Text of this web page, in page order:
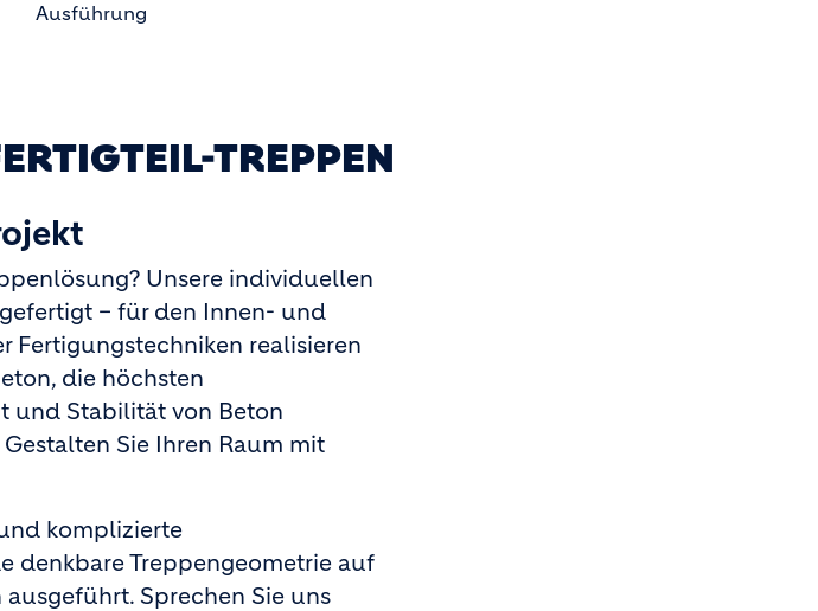
Ausführung
TREPPEN
Unsere individuellen
– für den Innen- und
Fertigungstechniken realisieren
die höchsten
und Stabilität von Beton
Sie Ihren Raum mit
komplizierte
denkbare Treppengeometrie auf
Sprechen Sie uns